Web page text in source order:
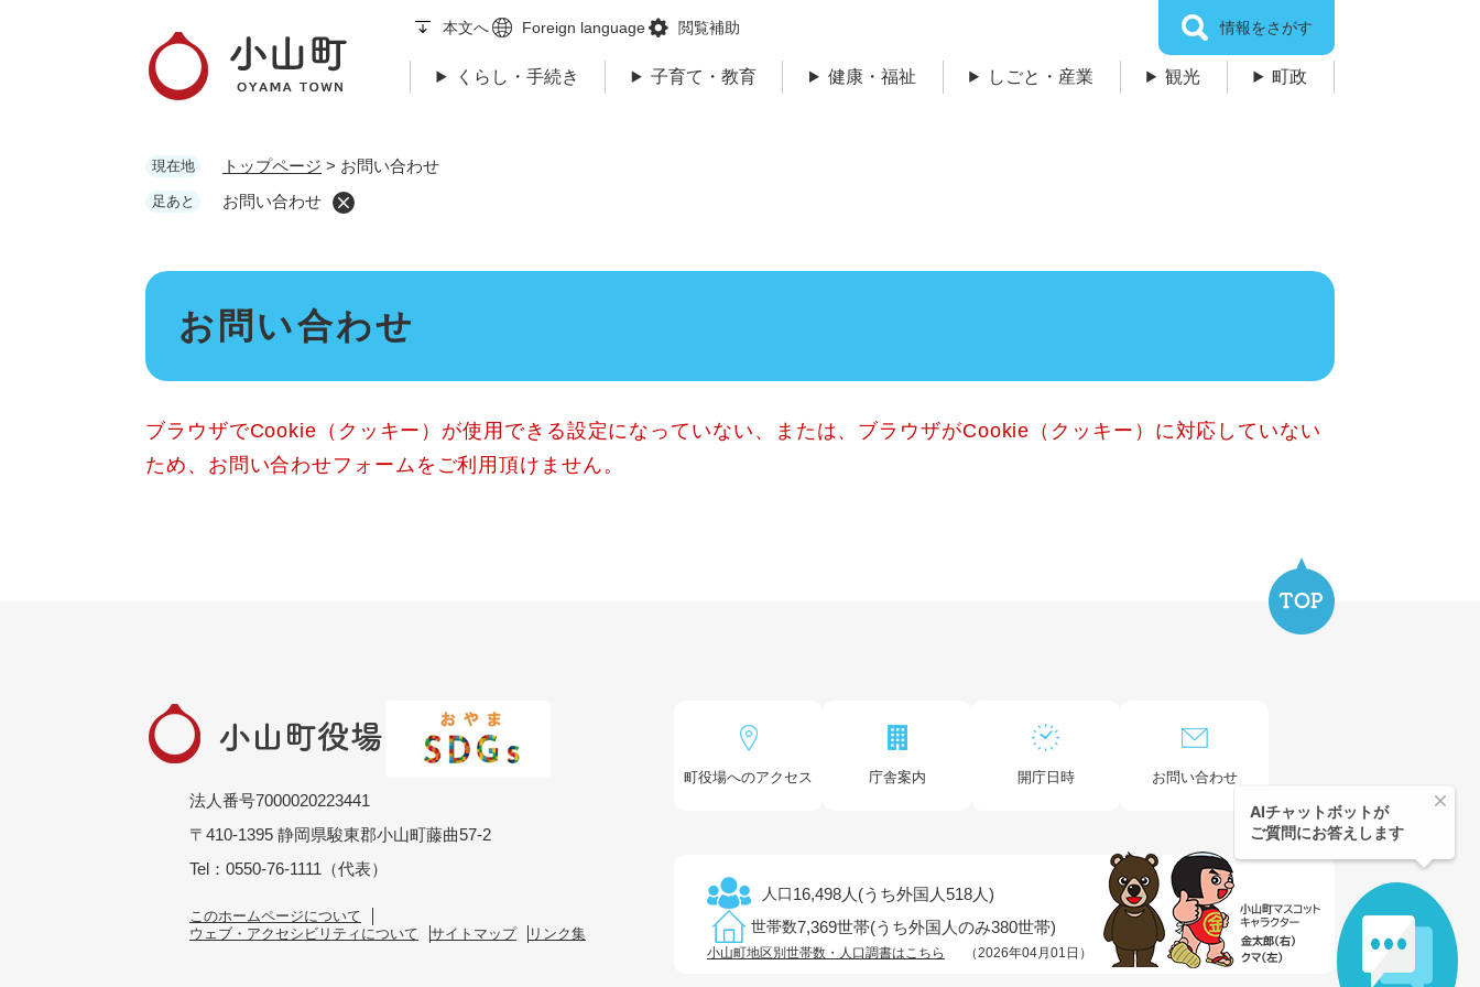
メニューを飛ばして本文へ
本文へ Foreign language 閲覧補助 情報をさがす
くらし・手続き 子育て・教育 健康・福祉 しごと・産業 観光 町政
現在地 トップページ > お問い合わせ
足あと お問い合わせ
本
お問い合わせ
ブラウザでCookie（クッキー）が使用できる設定になっていない、または、ブラウザがCookie（クッキー）に対応していない
ため、お問い合わせフォームをご利用頂けません。
法人番号7000020223441
〒410-1395 静岡県駿東郡小山町藤曲57-2
Tel：0550-76-1111（代表）
このホームページについて
ウェブ・アクセシビリティについて
サイトマップ リンク集
町役場へのアクセス 庁舎案内 開庁日時 お問い合わせ
人口16,498人(うち外国人518人)
世帯数7,369世帯(うち外国人のみ380世帯)
小山町地区別世帯数・人口調書はこちら （2026年04月01日）